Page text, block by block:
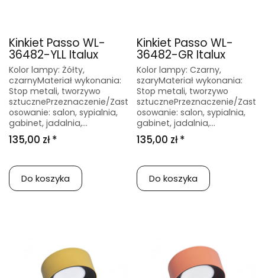
Kinkiet Passo WL-
36482-YLL Italux
Kolor lampy: Żółty,
czarnyMateriał wykonania:
Stop metali, tworzywo
sztucznePrzeznaczenie/Zast
osowanie: salon, sypialnia,
gabinet, jadalnia,...
135,00 zł *
Do koszyka
Kinkiet Passo WL-
36482-GR Italux
Kolor lampy: Czarny,
szaryMateriał wykonania:
Stop metali, tworzywo
sztucznePrzeznaczenie/Zast
osowanie: salon, sypialnia,
gabinet, jadalnia,...
135,00 zł *
Do koszyka